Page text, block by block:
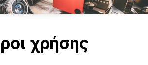
χρήσης